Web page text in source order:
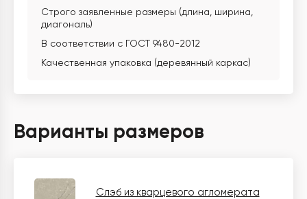
Строго заявленные размеры (длина, ширина,
диагональ)
В соответствии с ГОСТ 9480-2012
Качественная упаковка (деревянный каркас)
Варианты размеров
Слэб из кварцевого агломерата